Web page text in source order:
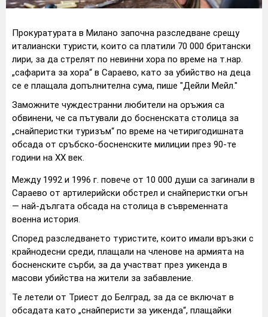
Прокуратурата в Милано започна разследване срещу
италиански туристи, които са платили 70 000 британски
лири, за да стрелят по невинни хора по време на т.нар.
„сафарита за хора“ в Сараево, като за убийство на деца
се е плащала допълнителна сума, пише "Дейли Мейл."
Заможните чуждестранни любители на оръжия са
обвинени, че са пътували до босненската столица за
„снайперистки туризъм“ по време на четиригодишната
обсада от сръбско-босненските милиции през 90-те
години на XX век.
Между 1992 и 1996 г. повече от 10 000 души са загинали в
Сараево от артилерийски обстрел и снайперистки огън
— най-дългата обсада на столица в съвременната
военна история.
Според разследването туристите, които имали връзки с
крайнодесни среди, плащали на членове на армията на
босненските сърби, за да участват през уикенда в
масови убийства на жители за забавление.
Те летели от Триест до Белград, за да се включат в
обсадата като „снайперисти за уикенда“, плащайки